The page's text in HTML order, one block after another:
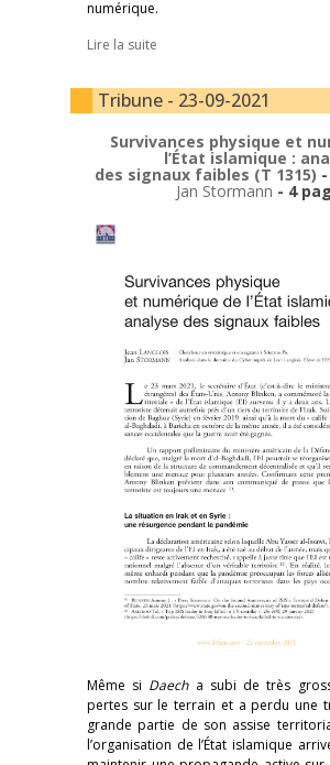
numérique.
Lire la suite
Tribune - 23-09-2021
Survivances physique et
l’État islamique :
des signaux faibles (T 1315) -
Jan Stormann - 4
Même si Daecha subi de très
pertes sur le terrain et a perdu une
grande partie de son assise
l’organisation de l’État islamique